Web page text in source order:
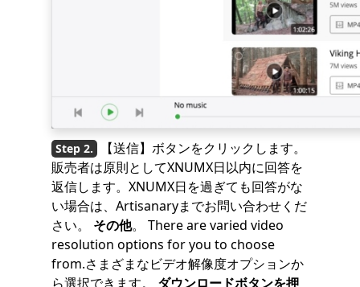
【送信】ボタンをクリックします。
販売者は原則としてXNUMX日以内に回答を
返信します。XNUMX日を過ぎても回答がな
い場合は、Artisanaryまでお問い合わせくだ
さい。 その他。 There are varied video
resolution options for you to choose
from.さまざまなビデオ解像度オプションか
ら選択できます。 ダウンロードボタンを押